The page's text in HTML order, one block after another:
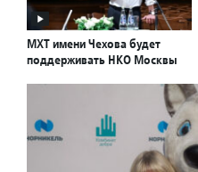
МХТ имени Чехова будет
поддерживать НКО Москвы